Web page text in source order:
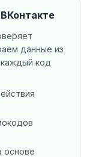
ВКонтакте
данные из
код
основе